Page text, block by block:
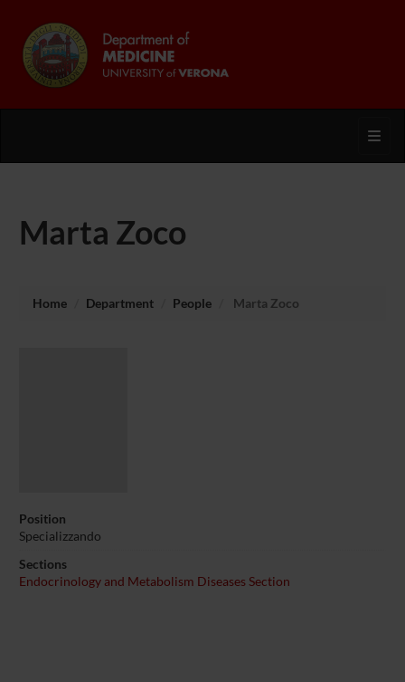
Marta Zoco
Home Department People Marta Zoco
Position
Specializzando
Sections
Endocrinology and Metabolism Diseases Section